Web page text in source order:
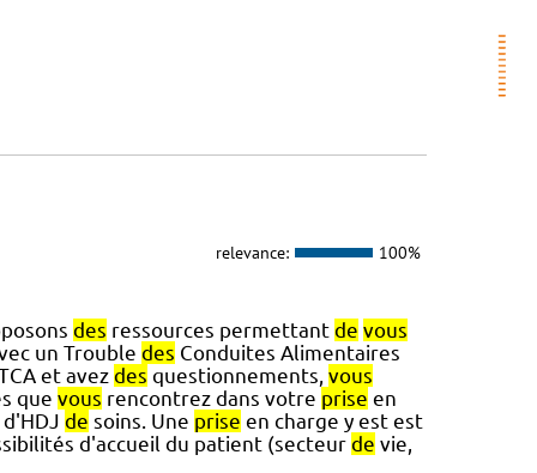
relevance: 100%
des ressources permettant de vous
un Trouble des Conduites Alimentaires
et avez des questionnements, vous
que vous rencontrez dans votre prise en
de soins. Une prise en charge y est est
d'accueil du patient (secteur de vie,